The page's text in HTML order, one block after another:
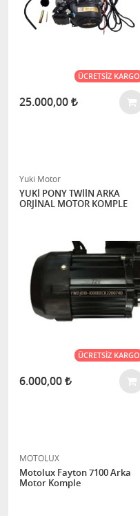
ÜCRETSIZ KARGO
25.000,00
Yuki Motor
YUKİ PONY TWİİN ARKA
ORJİNAL MOTOR KOMPLE
ÜCRETSIZ KARGO
6.000,00
MOTOLUX
Motolux Fayton 7100 Arka
Motor Komple